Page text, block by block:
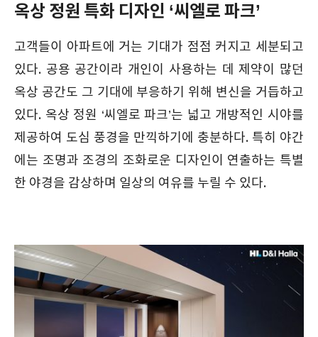
옥상 정원 특화 디자인 ‘씨엘로 파크’
고객들이 아파트에 거는 기대가 점점 커지고 세분되고
있다. 공용 공간이라 개인이 사용하는 데 제약이 많던
옥상 공간도 그 기대에 부응하기 위해 변신을 거듭하고
있다. 옥상 정원 ‘씨엘로 파크’는 넓고 개방적인 시야를
제공하여 도심 풍경을 만끽하기에 충분하다. 특히 야간
에는 조명과 조경의 조화로운 디자인이 연출하는 특별
한 야경을 감상하며 일상의 여유를 누릴 수 있다.